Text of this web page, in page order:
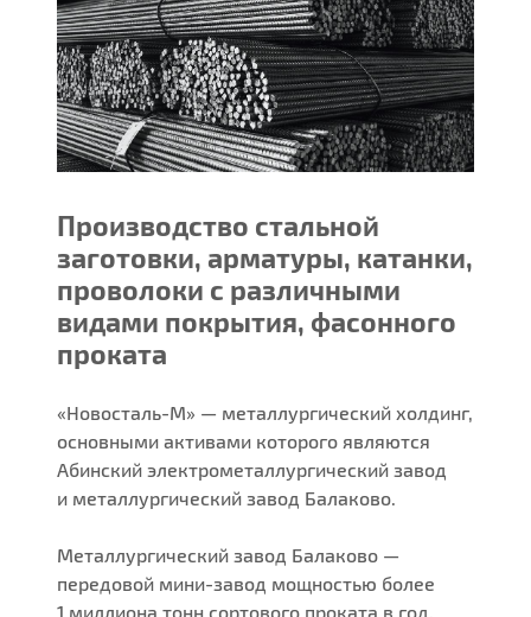
Производство стальной
заготовки, арматуры, катанки,
проволоки с различными
видами покрытия, фасонного
проката
«Новосталь-М» — металлургический холдинг,
основными активами которого являются
Абинский электрометаллургический завод
и металлургический завод Балаково.
Металлургический завод Балаково —
передовой мини-завод мощностью более
1 миллиона тонн сортового проката в год,